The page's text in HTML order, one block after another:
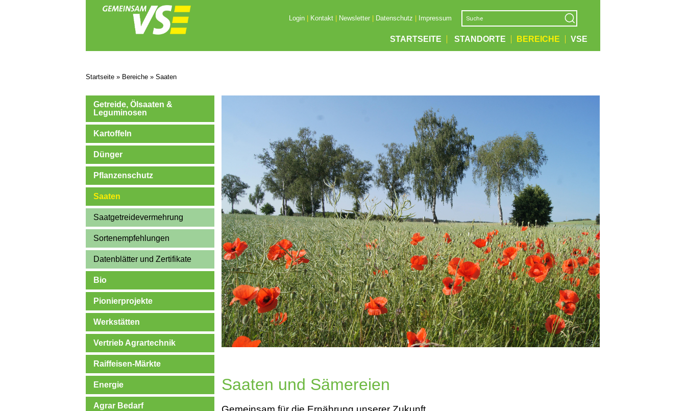
Login| Kontakt| Newsletter| Datenschutz Impressum
STARTSEITE STANDORTE BEREICHE VSE
Startseite » Bereiche » Saaten
Getreide, Ölsaaten &
Leguminosen
Kartoffeln
Dünger
Pflanzenschutz
Saaten
Saatgetreidevermehrung
Sortenempfehlungen
Datenblätter und Zertifikate
Bio
Pionierprojekte
Werkstätten
Vertrieb Agrartechnik
Raiffeisen-Märkte
Energie
Agrar Bedarf
Saaten und Sämereien